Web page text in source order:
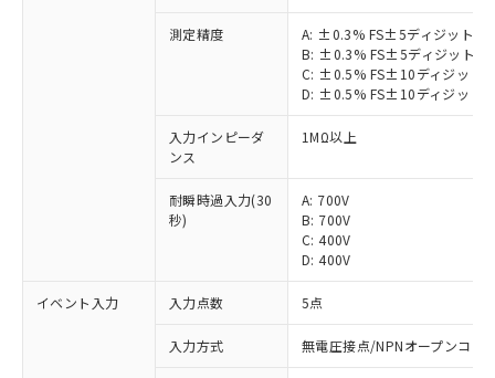
測定精度
A: ±0.3% FS±5ディジット以
B: ±0.3% FS±5ディジット以
C: ±0.5% FS±10ディジット
D: ±0.5% FS±10ディジット
入力インピーダ
ンス
1MΩ以上
耐瞬時過入力(30
秒)
A: 700V
B: 700V
C: 400V
D: 400V
イベント入力 入力点数 5点
入力方式 無電圧接点/NPNオープンコレ